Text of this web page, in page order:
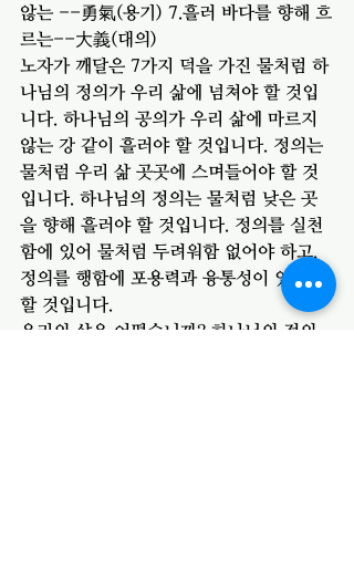
않는 --勇氣(용기) 7.흘러 바다를 향해 흐
르는--大義(대의)
노자가 깨달은 7가지 덕을 가진 물처럼 하
나님의 정의가 우리 삶에 넘쳐야 할 것입
니다. 하나님의 공의가 우리 삶에 마르지
않는 강 같이 흘러야 할 것입니다. 정의는
물처럼 우리 삶 곳곳에 스며들어야 할 것
입니다. 하나님의 정의는 물처럼 낮은 곳
을 향해 흘러야 할 것입니다. 정의를 실천
함에 있어 물처럼 두려워함 없어야 하고,
정의를 행함에 포용력과 융통성이 있어야
할 것입니다.
우리의 삶은 어떻습니까? 하나님의 정의